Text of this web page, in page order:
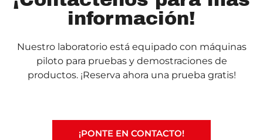
información!​
Nuestro laboratorio está equipado con máquinas
piloto para pruebas y demostraciones de
productos. ¡Reserva ahora una prueba gratis!
¡PONTE EN CONTACTO!